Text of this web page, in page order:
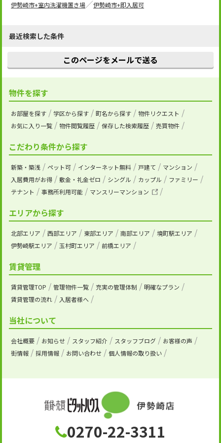
伊勢崎市+室内洗濯機置き場
伊勢崎市+即入居可
最近検索した条件
このページをメールで送る
物件を探す
お部屋を探す 学区から探す 町名から探す
物件リクエスト
お気に入り一覧
物件閲覧履歴 保存した検索履歴 売買物件
こだわり条件から探す
新築・築浅 ペット可 インターネット無料 戸建て
マンション
入居費用がお得
敷金・礼金ゼロ シングル カップル
ファミリー
テナント
事務所利用可能 マンスリーマンション
エリアから探す
北部エリア 西部エリア 東部エリア 南部エリア
境町駅エリア
伊勢崎駅エリア
玉村町エリア 前橋エリア
賃貸管理
賃貸管理TOP 管理物件一覧 充実の管理体制
明確なプラン
賃貸管理の流れ
入居者様へ
当社について
会社概要 お知らせ スタッフ紹介 スタッフブログ
お客様の声
街情報
採用情報 お問い合わせ 個人情報の取り扱い
0270-22-3311